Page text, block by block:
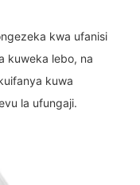
kwa ufanisi
kuweka lebo, na
kuwa
la ufungaji.